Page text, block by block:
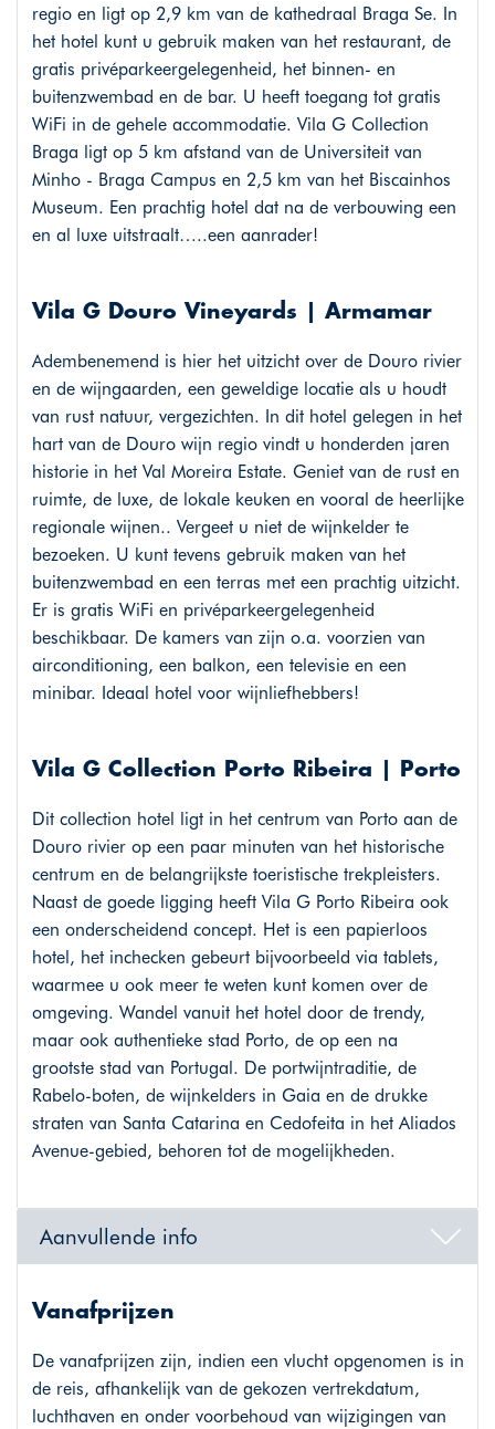
regio en ligt op 2,9 km van de kathedraal Braga Se. In
het hotel kunt u gebruik maken van het restaurant, de
gratis privéparkeergelegenheid, het binnen- en
buitenzwembad en de bar. U heeft toegang tot gratis
WiFi in de gehele accommodatie. Vila G Collection
Braga ligt op 5 km afstand van de Universiteit van
Minho - Braga Campus en 2,5 km van het Biscainhos
Museum. Een prachtig hotel dat na de verbouwing een
en al luxe uitstraalt…..een aanrader!
Vila G Douro Vineyards | Armamar
Adembenemend is hier het uitzicht over de Douro rivier
en de wijngaarden, een geweldige locatie als u houdt
van rust natuur, vergezichten. In dit hotel gelegen in het
hart van de Douro wijn regio vindt u honderden jaren
historie in het Val Moreira Estate. Geniet van de rust en
ruimte, de luxe, de lokale keuken en vooral de heerlijke
regionale wijnen.. Vergeet u niet de wijnkelder te
bezoeken. U kunt tevens gebruik maken van het
buitenzwembad en een terras met een prachtig uitzicht.
Er is gratis WiFi en privéparkeergelegenheid
beschikbaar. De kamers van zijn o.a. voorzien van
airconditioning, een balkon, een televisie en een
minibar. Ideaal hotel voor wijnliefhebbers!
Vila G Collection Porto Ribeira | Porto
Dit collection hotel ligt in het centrum van Porto aan de
Douro rivier op een paar minuten van het historische
centrum en de belangrijkste toeristische trekpleisters.
Naast de goede ligging heeft Vila G Porto Ribeira ook
een onderscheidend concept. Het is een papierloos
hotel, het inchecken gebeurt bijvoorbeeld via tablets,
waarmee u ook meer te weten kunt komen over de
omgeving. Wandel vanuit het hotel door de trendy,
maar ook authentieke stad Porto, de op een na
grootste stad van Portugal. De portwijntraditie, de
Rabelo-boten, de wijnkelders in Gaia en de drukke
straten van Santa Catarina en Cedofeita in het Aliados
Avenue-gebied, behoren tot de mogelijkheden.
Aanvullende info
Vanafprijzen
De vanafprijzen zijn, indien een vlucht opgenomen is in
de reis, afhankelijk van de gekozen vertrekdatum,
luchthaven en onder voorbehoud van wijzigingen van